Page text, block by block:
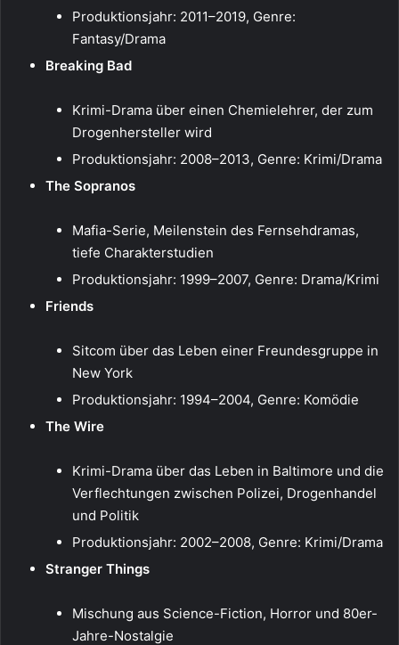
Produktionsjahr: 2011–2019, Genre:
Fantasy/Drama
Breaking Bad
Krimi-Drama über einen Chemielehrer, der zum
Drogenhersteller wird
Produktionsjahr: 2008–2013, Genre: Krimi/Drama
The Sopranos
Mafia-Serie, Meilenstein des Fernsehdramas,
tiefe Charakterstudien
Produktionsjahr: 1999–2007, Genre: Drama/Krimi
Friends
Sitcom über das Leben einer Freundesgruppe in
New York
Produktionsjahr: 1994–2004, Genre: Komödie
The Wire
Krimi-Drama über das Leben in Baltimore und die
Verflechtungen zwischen Polizei, Drogenhandel
und Politik
Produktionsjahr: 2002–2008, Genre: Krimi/Drama
Stranger Things
Mischung aus Science-Fiction, Horror und 80er-
Jahre-Nostalgie